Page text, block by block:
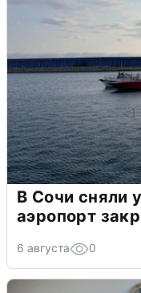
В Сочи сняли
аэропорт
6 августа 0